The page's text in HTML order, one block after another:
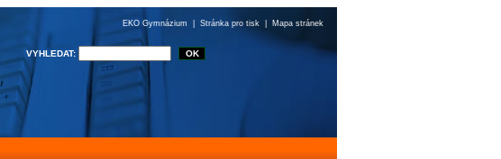
EKO Gymnázium Stránka pro tisk Mapa stránek
VYHLEDAT: